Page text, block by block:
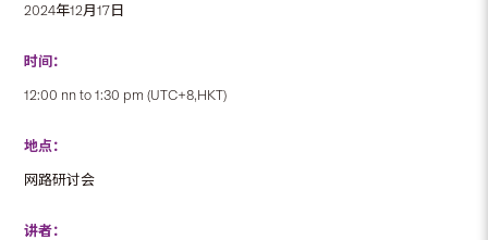
2024年12月17日
时间：
12:00 nn to 1:30 pm (UTC+8,HKT)
地点：
网路研讨会
讲者：